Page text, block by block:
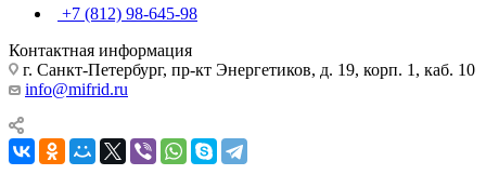
+7 (812) 98-645-98
Контактная информация
г. Санкт-Петербург, пр-кт Энергетиков, д. 19, корп. 1, каб. 10
info@mifrid.ru